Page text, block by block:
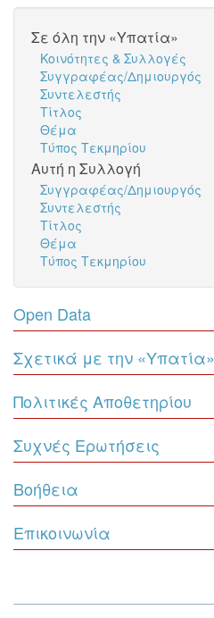
Σε όλη την «Υπατία»
Κοινότητες & Συλλογές
Συγγραφέας/Δημιουργός
Συντελεστής
Τίτλος
Θέμα
Τύπος Τεκμηρίου
Αυτή η Συλλογή
Συγγραφέας/Δημιουργός
Συντελεστής
Τίτλος
Θέμα
Τύπος Τεκμηρίου
Open Data
Σχετικά με την «Υπατία»
Πολιτικές Αποθετηρίου
Συχνές Ερωτήσεις
Βοήθεια
Επικοινωνία